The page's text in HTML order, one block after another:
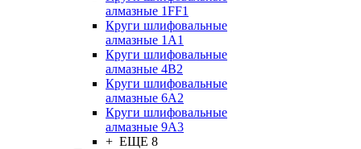
алмазные 1FF1
Круги шлифовальные
алмазные 1А1
Круги шлифовальные
алмазные 4В2
Круги шлифовальные
алмазные 6A2
Круги шлифовальные
алмазные 9А3
+ ЕЩЕ 8